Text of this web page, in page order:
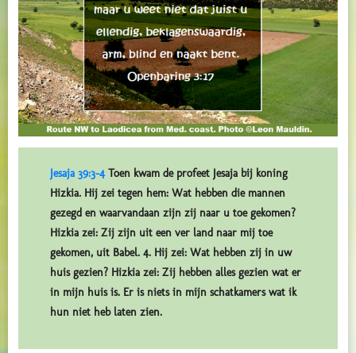
Jesaja 39:3-4Toen kwam de profeet Jesaja bij koning
Hizkia. Hij zei tegen hem: Wat hebben die mannen
gezegd en waarvandaan zijn zij naar u toe gekomen?
Hizkia zei: Zij zijn uit een ver land naar mij toe
gekomen, uit Babel. 4. Hij zei: Wat hebben zij in uw
huis gezien? Hizkia zei: Zij hebben alles gezien wat er
in mijn huis is. Er is niets in mijn schatkamers wat ik
hun niet heb laten zien.